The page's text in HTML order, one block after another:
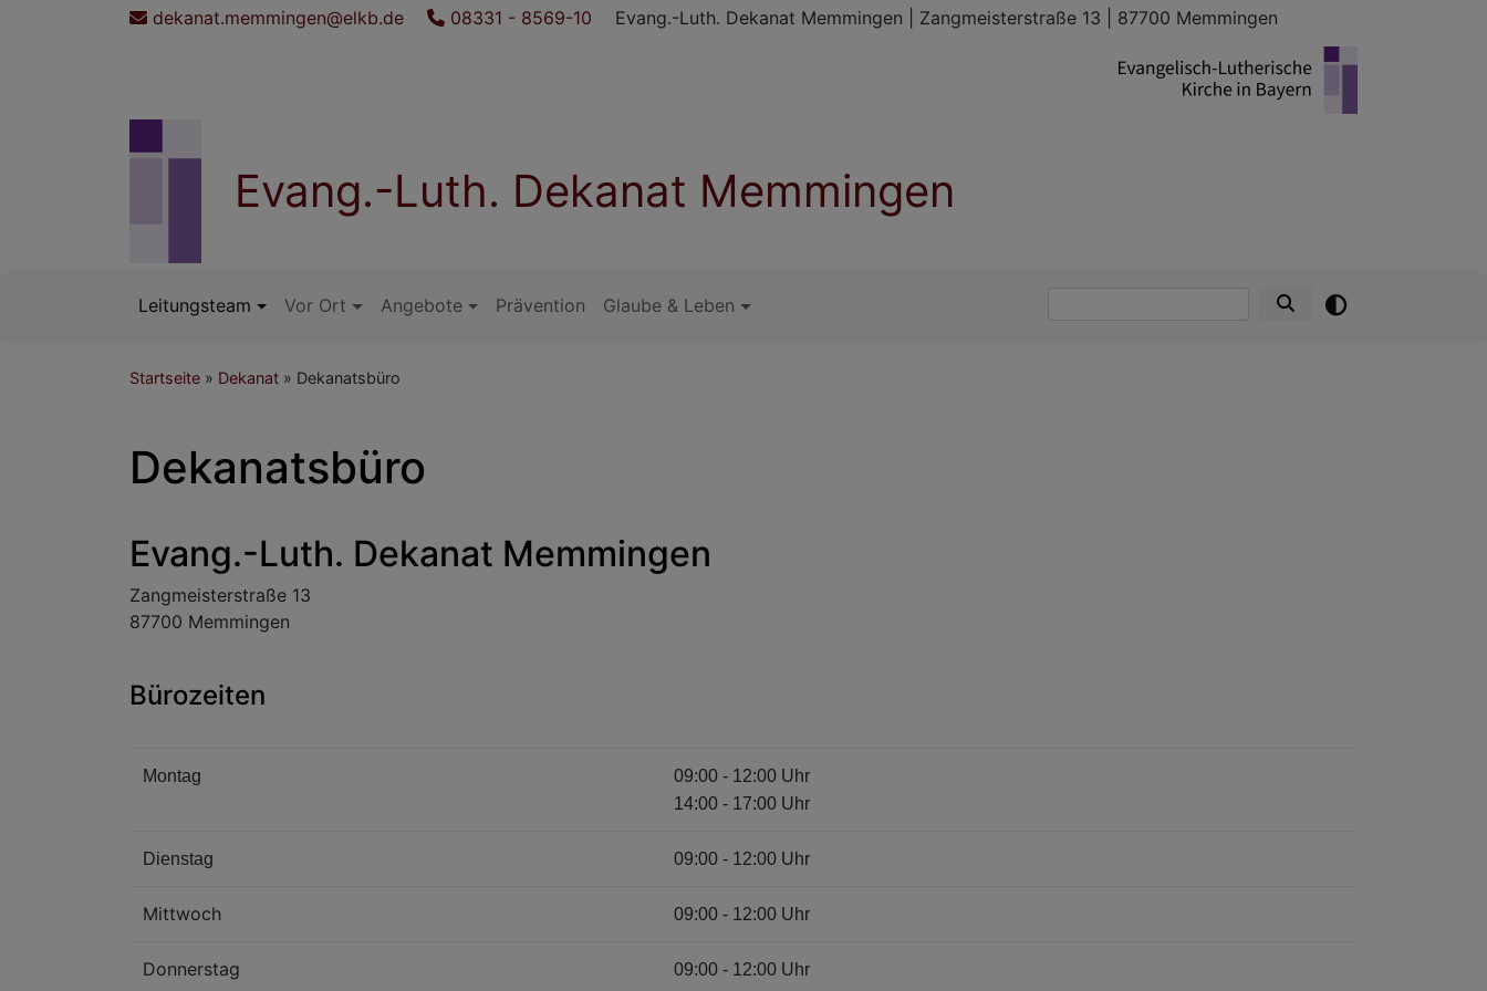
dekanat.memmingen@elkb.de 08331 - 8569-10 Evang.-Luth. Dekanat Memmingen | Zangmeisterstraße 13 | 87700 Memmingen
Evang.-Luth. Dekanat Memmingen
Hauptnavigation
Leitungsteam Vor Ort Angebote Prävention Glaube & Leben
Startseite Dekanat Dekanatsbüro
Dekanatsbüro
Evang.-Luth. Dekanat Memmingen
Zangmeisterstraße 13
87700 Memmingen
Bürozeiten
Montag
09:00 - 12:00 Uhr
14:00 - 17:00 Uhr
Dienstag 09:00 - 12:00 Uhr
Mittwoch 09:00 - 12:00 Uhr
Donnerstag 09:00 - 12:00 Uhr